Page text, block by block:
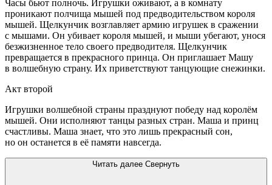
Часы бьют полночь. Игрушки оживают, а в комнату
проникают полчища мышей под предводительством короля
мышей. Щелкунчик возглавляет армию игрушек в сражении
с мышами. Он убивает короля мышей, и мыши убегают, унося
безжизненное тело своего предводителя. Щелкунчик
превращается в прекрасного принца. Он приглашает Машу
в волшебную страну. Их приветствуют танцующие снежинки.
Акт второй
Игрушки волшебной страны празднуют победу над королём
мышей. Они исполняют танцы разных стран. Маша и принц
счастливы. Маша знает, что это лишь прекрасный сон,
но он останется в её памяти навсегда.
Читать далее Свернуть